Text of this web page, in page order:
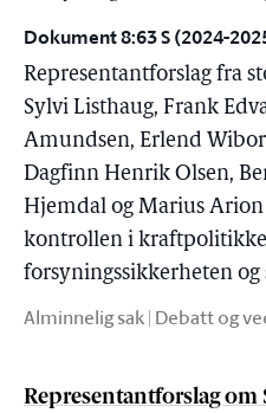
Dokument 8:63 S (2024-
Representantforslag fra
Sylvi Listhaug, Frank
Amundsen, Erlend
Dagfinn Henrik Olsen,
Hjemdal og Marius
kontrollen i
forsyningssikkerheten og
Alminnelig sak | Debatt og
Representantforslag om